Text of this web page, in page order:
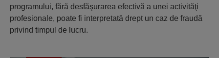
programului, fără desfăşurarea efectivă a unei activităţi
profesionale, poate fi interpretată drept un caz de fraudă
privind timpul de lucru.